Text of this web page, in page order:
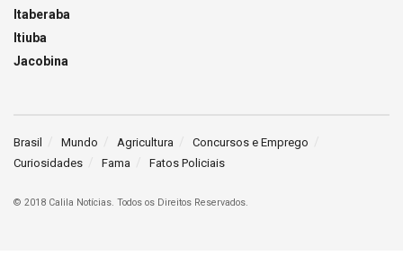
Itaberaba
Itiuba
Jacobina
Brasil Mundo Agricultura
Concursos e Emprego
Curiosidades
Fama Fatos Policiais
© 2018 Calila Notícias. Todos os Direitos Reservados.